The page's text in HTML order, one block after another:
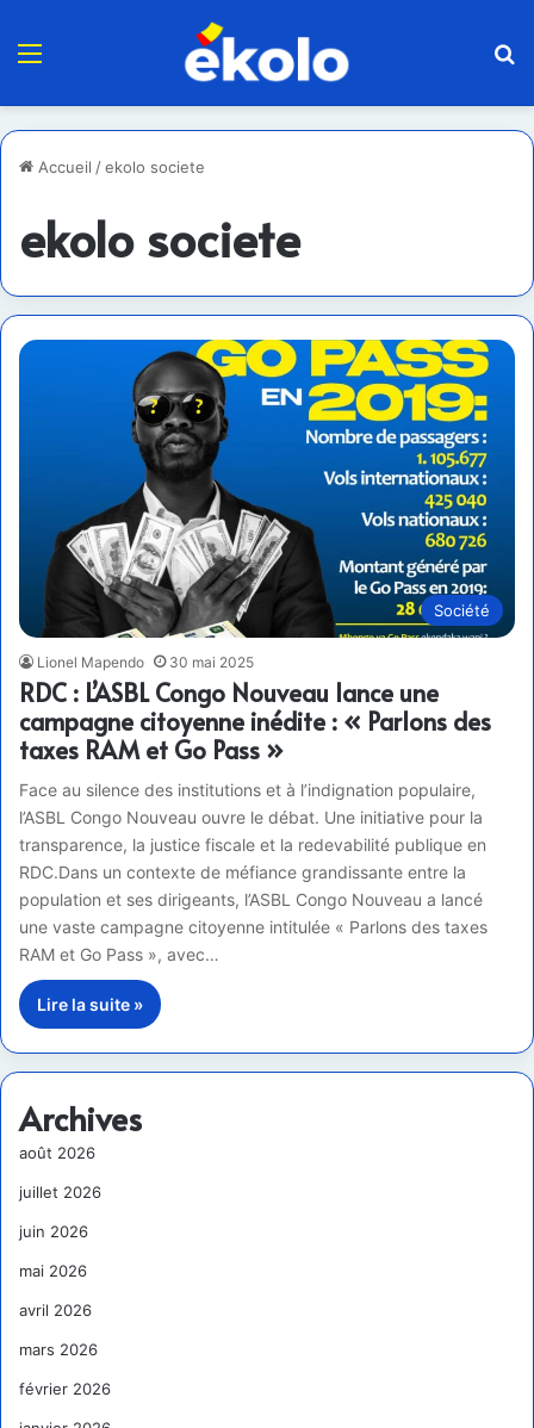
Menu
Accueil /ekolo societe
ekolo societe
Société
Lionel Mapendo 30 mai 2025
RDC : L’ASBL Congo Nouveau lance une
campagne citoyenne inédite : « Parlons des
taxes RAM et Go Pass »
Face au silence des institutions et à l’indignation populaire,
l’ASBL Congo Nouveau ouvre le débat. Une initiative pour la
transparence, la justice fiscale et la redevabilité publique en
RDC.Dans un contexte de méfiance grandissante entre la
population et ses dirigeants, l’ASBL Congo Nouveau a lancé
une vaste campagne citoyenne intitulée « Parlons des taxes
RAM et Go Pass », avec…
Lire la suite »
Archives
août 2026
juillet 2026
juin 2026
mai 2026
avril 2026
mars 2026
février 2026